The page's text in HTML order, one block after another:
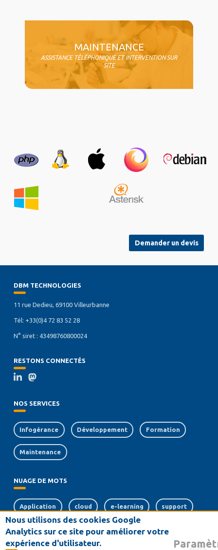
MAINTENANCE
ASSISTANCE TÉLÉPHONIQUE ET INTERVENTION SUR
SITE
Demander un devis
DBM TECHNOLOGIES
11 rue Dedieu, 69100 Villeurbanne
Tél: +33(0)4 72 83 52 28
N° siret : 43498760800024
RESTONS CONNECTÉS
NOS SERVICES
Infogérance Développement Formation
Maintenance
NUAGE DE MOTS
Application cloud e-learning support
web sécurité crm
Nous utilisons des cookies Google
Analytics sur ce site pour améliorer votre
expérience d'utilisateur.